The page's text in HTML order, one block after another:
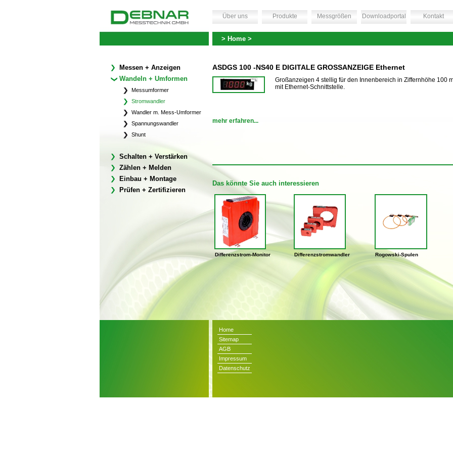
> Home >
Über uns Produkte Messgrößen Downloadportal Kontakt
Messen + Anzeigen
Wandeln + Umformen
Messumformer
Stromwandler
Wandler m. Mess-Umformer
Spannungswandler
Shunt
Schalten + Verstärken
Zählen + Melden
Einbau + Montage
Prüfen + Zertifizieren
ASDGS 100 -NS40 E DIGITALE GROSSANZEIGE Ethernet
Großanzeigen 4 stellig für den Innenbereich in Ziffernhöhe 100
mit Ethernet-Schnittstelle.
mehr erfahren...
Das könnte Sie auch interessieren
Differenzstrom-Monitor Differenzstromwandler Rogowski-Spulen
Home
Sitemap
AGB
Impressum
Datenschutz